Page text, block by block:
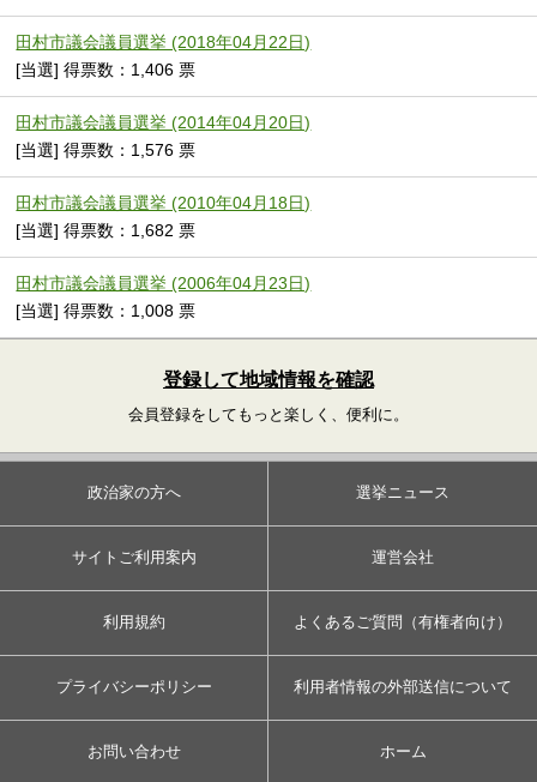
田村市議会議員選挙 (2018年04月22日)
[当選] 得票数：1,406 票
田村市議会議員選挙 (2014年04月20日)
[当選] 得票数：1,576 票
田村市議会議員選挙 (2010年04月18日)
[当選] 得票数：1,682 票
田村市議会議員選挙 (2006年04月23日)
[当選] 得票数：1,008 票
登録して地域情報を確認
会員登録をしてもっと楽しく、便利に。
政治家の方へ 選挙ニュース
サイトご利用案内 運営会社
利用規約 よくあるご質問（有権者向け）
プライバシーポリシー 利用者情報の外部送信について
お問い合わせ ホーム